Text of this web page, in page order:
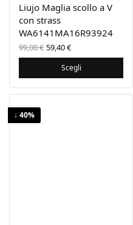
Liujo Maglia scollo a V
con strass
WA6141MA16R93924
99,00€ Il prezzo
originale
era:
99,00 €.
59,40€Il
prezzo
attuale
è:
59,40 €.
Scegli
↓ 40%